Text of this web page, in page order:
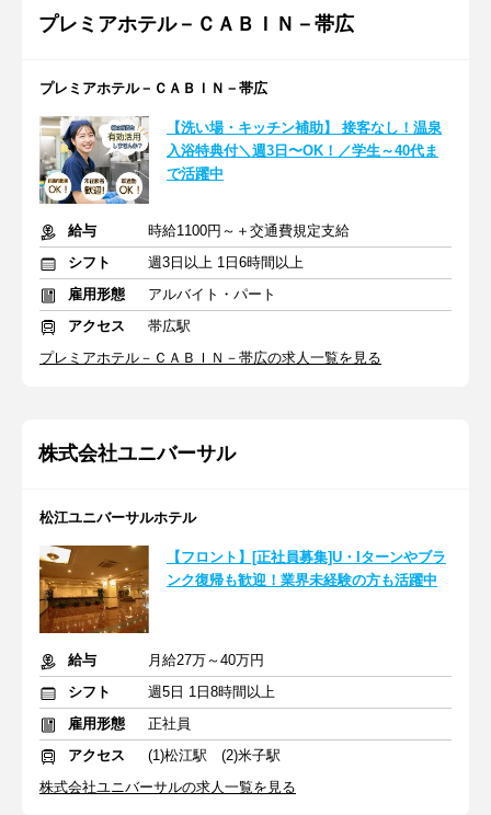
プレミアホテル－ＣＡＢＩＮ－帯広
プレミアホテル－ＣＡＢＩＮ－帯広
【洗い場・キッチン補助】 接客なし！温泉
入浴特典付＼週3日〜OK！／学生～40代ま
で活躍中
給与
時給1100円～＋交通費規定支給
シフト
週3日以上 1日6時間以上
雇用形態
アルバイト・パート
アクセス
帯広駅
プレミアホテル－ＣＡＢＩＮ－帯広の求人一覧を見る
株式会社ユニバーサル
松江ユニバーサルホテル
【フロント】[正社員募集]U・Iターンやブラ
ンク復帰も歓迎！業界未経験の方も活躍中
給与
月給27万～40万円
シフト
週5日 1日8時間以上
雇用形態
正社員
アクセス
(1)松江駅 (2)米子駅
株式会社ユニバーサルの求人一覧を見る